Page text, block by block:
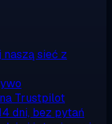
sieć z
Trustpilot
dni, bez pytań